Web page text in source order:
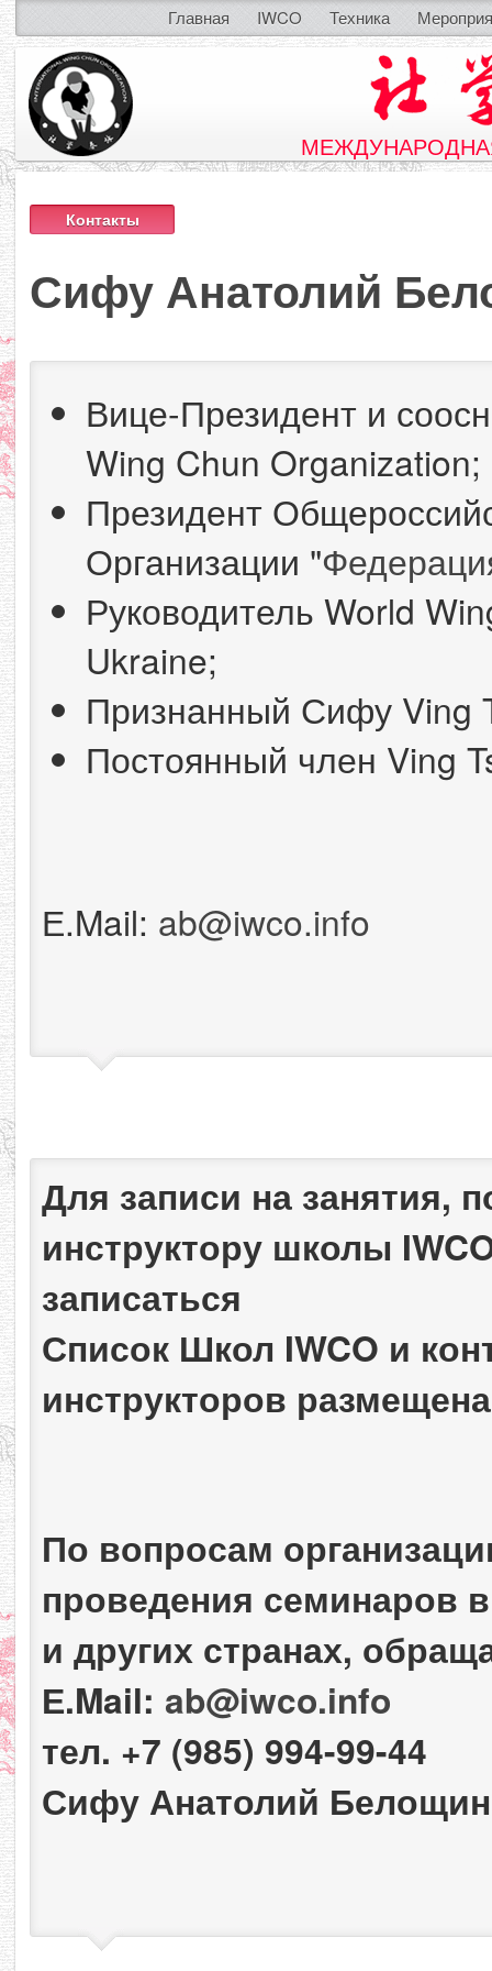
Главная IWCO Техника
Контакты
Сифу Анатолий
Вице-Президент и
Wing Chun Organization;
Президент
Организации "
Руководитель World
Ukraine;
Признанный Сифу Ving
Постоянный член Ving
Е.Mail: ab@iwco.info
Для записи на занятия,
инструктору школы
записаться
Список Школ IWCO и
инструкторов
По вопросам
проведения семинаров
и других странах,
Е.Mail: ab@iwco.info
тел. +7 (985) 994-99-44
Сифу Анатолий Белощин